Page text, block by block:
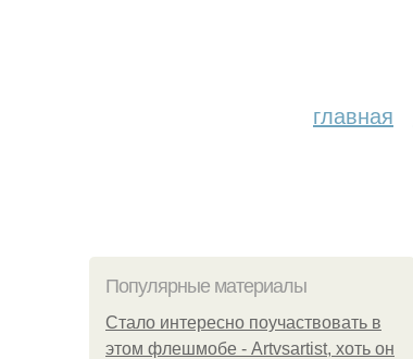
главная
Популярные материалы
Стало интересно поучаствовать в
этом флешмобе - Artvsartist, хоть он